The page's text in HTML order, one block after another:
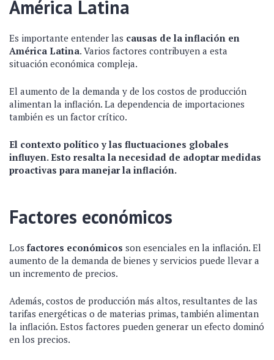
América Latina
Es importante entender las causas de la inflación en
América Latina. Varios factores contribuyen a esta
situación económica compleja.
El aumento de la demanda y de los costos de producción
alimentan la inflación. La dependencia de importaciones
también es un factor crítico.
El contexto político y las fluctuaciones globales
influyen. Esto resalta la necesidad de adoptar medidas
proactivas para manejar la inflación.
Factores económicos
Los factores económicos son esenciales en la inflación. El
aumento de la demanda de bienes y servicios puede llevar a
un incremento de precios.
Además, costos de producción más altos, resultantes de las
tarifas energéticas o de materias primas, también alimentan
la inflación. Estos factores pueden generar un efecto dominó
en los precios.